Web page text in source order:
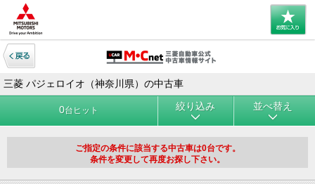
三菱 パジェロイオ（神奈川県）の中古車
0台ヒット 絞り込み 並べ替え
ご指定の条件に該当する中古車は0台です。
条件を変更して再度お探し下さい。